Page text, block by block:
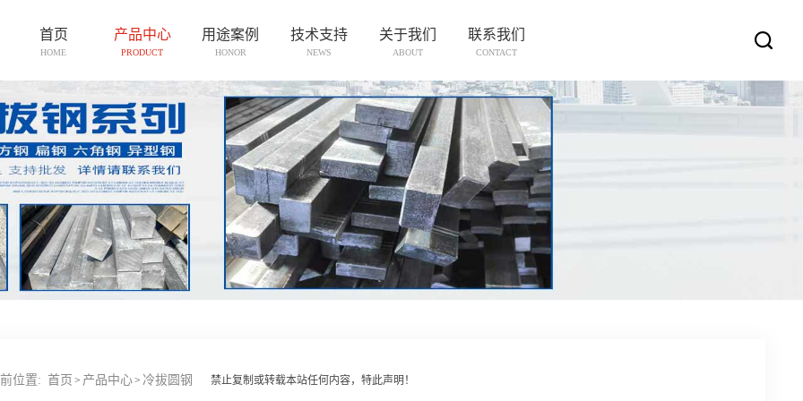
首页
HOME
产品中心
PRODUCT
用途案例
HONOR
技术支持
NEWS
关于我们
ABOUT
联系我们
CONTACT
位置: 首页 > 产品中心> 冷拔圆钢 禁止复制或转载本站任何内容，特此声明！